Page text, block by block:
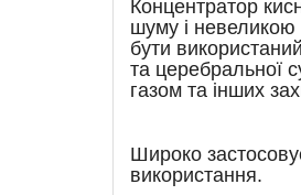
Концентратор
шуму і невеликою
бути
та церебральної
газом та інших
Широко
використання.